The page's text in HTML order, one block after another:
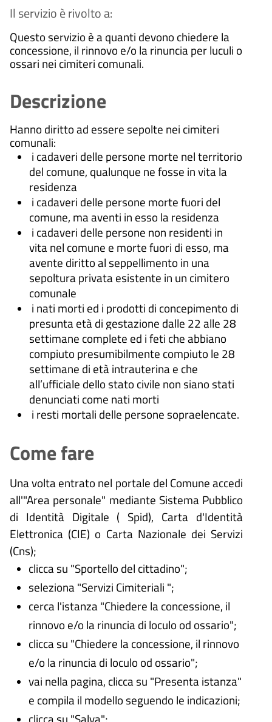
Il servizio è rivolto a:
Questo servizio è a quanti devono chiedere la
concessione, il rinnovo e/o la rinuncia per luculi o
ossari nei cimiteri comunali.
Descrizione
Hanno diritto ad essere sepolte nei cimiteri
comunali:
i cadaveri delle persone morte nel territorio
del comune, qualunque ne fosse in vita la
residenza
i cadaveri delle persone morte fuori del
comune, ma aventi in esso la residenza
i cadaveri delle persone non residenti in
vita nel comune e morte fuori di esso, ma
avente diritto al seppellimento in una
sepoltura privata esistente in un cimitero
comunale
i nati morti ed i prodotti di concepimento di
presunta età di gestazione dalle 22 alle 28
settimane complete ed i feti che abbiano
compiuto presumibilmente compiuto le 28
settimane di età intrauterina e che
all’ufficiale dello stato civile non siano stati
denunciati come nati morti
i resti mortali delle persone sopraelencate.
Come fare
Una volta entrato nel portale del Comune accedi
all'"Area personale" mediante Sistema Pubblico
di Identità Digitale ( Spid), Carta d'Identità
Elettronica (CIE) o Carta Nazionale dei Servizi
(Cns);
clicca su "Sportello del cittadino";
seleziona "Servizi Cimiteriali ";
cerca l'istanza "Chiedere la concessione, il
rinnovo e/o la rinuncia di loculo od ossario";
clicca su "Chiedere la concessione, il rinnovo
e/o la rinuncia di loculo od ossario";
vai nella pagina, clicca su "Presenta istanza"
e compila il modello seguendo le indicazioni;